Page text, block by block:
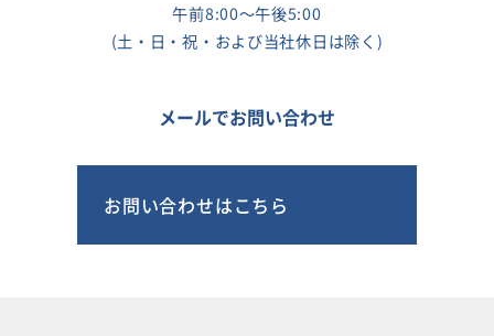
午前8:00～午後5:00
(土・日・祝・および当社休日は除く)
メールでお問い合わせ
お問い合わせはこちら